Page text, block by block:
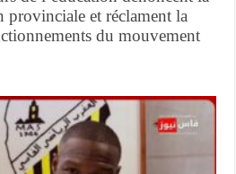
provinciale et réclament la
du mouvement